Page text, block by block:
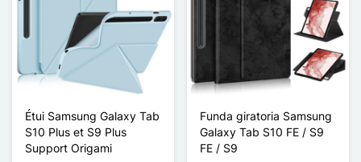
Étui Samsung Galaxy Tab
S10 Plus et S9 Plus
Support Origami
Funda giratoria Samsung
Galaxy Tab S10 FE / S9
FE / S9